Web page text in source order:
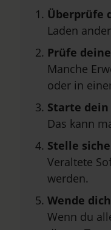
Überprüfe
Laden
Prüfe
Manche
oder in
Starte
Das kann
Stelle
Veraltete
werden.
Wende
Wenn du